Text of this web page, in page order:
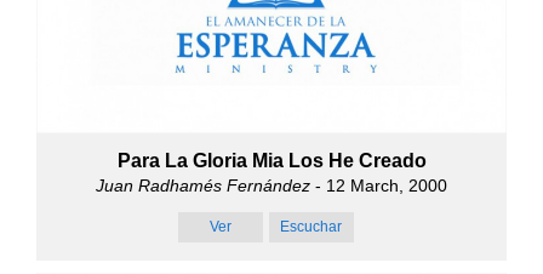
Para La Gloria Mia Los He Creado
Juan Radhamés Fernández - 12 March, 2000
Ver Escuchar